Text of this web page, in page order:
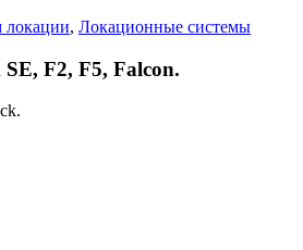
локации, Локационные системы
F2, F5, Falcon.